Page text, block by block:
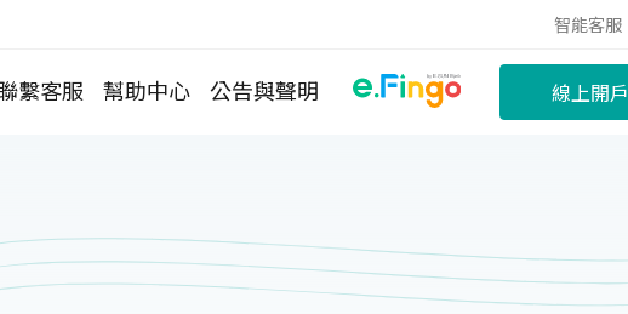
智能客服
繫客服 幫助中心 公告與聲明 線上開戶